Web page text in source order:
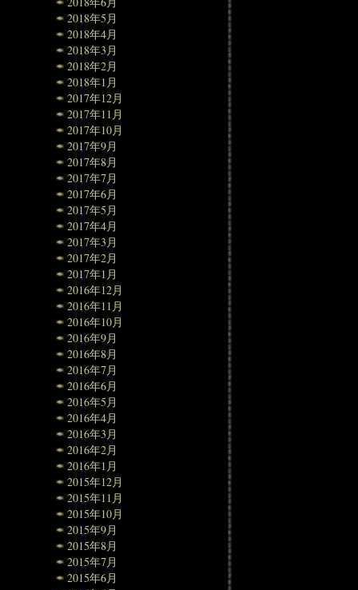
2018年5月
2018年4月
2018年3月
2018年2月
2018年1月
2017年12月
2017年11月
2017年10月
2017年9月
2017年8月
2017年7月
2017年6月
2017年5月
2017年4月
2017年3月
2017年2月
2017年1月
2016年12月
2016年11月
2016年10月
2016年9月
2016年8月
2016年7月
2016年6月
2016年5月
2016年4月
2016年3月
2016年2月
2016年1月
2015年12月
2015年11月
2015年10月
2015年9月
2015年8月
2015年7月
2015年6月